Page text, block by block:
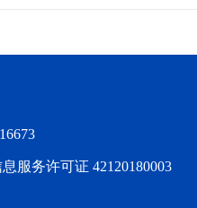
服务许可证 42120180003